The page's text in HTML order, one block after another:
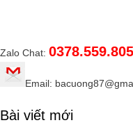
Zalo Chat: 0378.559.805
Email:
Bài viết mới